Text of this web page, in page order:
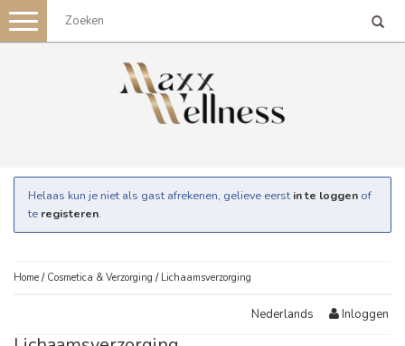
Toggle
navigation
Helaas kun je niet als gast afrekenen, gelieve eerst in te loggen of
te registeren.
Home / Cosmetica & Verzorging / Lichaamsverzorging
Nederlands Inloggen